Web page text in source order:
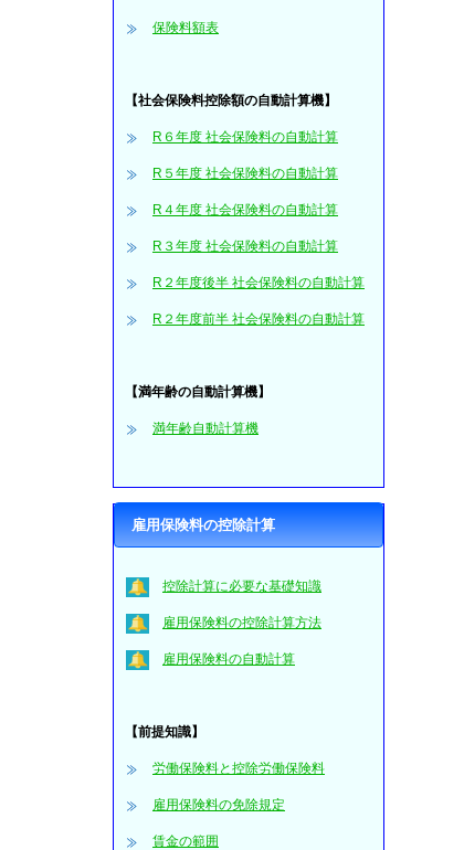
保険料額表
【社会保険料控除額の自動計算機】
R６年度 社会保険料の自動計算
R５年度 社会保険料の自動計算
R４年度 社会保険料の自動計算
R３年度 社会保険料の自動計算
R２年度後半 社会保険料の自動計算
R２年度前半 社会保険料の自動計算
【満年齢の自動計算機】
満年齢自動計算機
雇用保険料の控除計算
控除計算に必要な基礎知識
雇用保険料の控除計算方法
雇用保険料の自動計算
【前提知識】
労働保険料と控除労働保険料
雇用保険料の免除規定
賃金の範囲